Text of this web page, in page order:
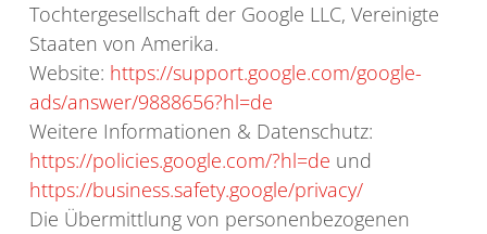
Tochtergesellschaft der Google LLC, Vereinigte
Staaten von Amerika.
Website: https://support.google.com/google-
ads/answer/9888656?hl=de
Weitere Informationen & Datenschutz:
https://policies.google.com/?hl=de und
https://business.safety.google/privacy/
Die Übermittlung von personenbezogenen